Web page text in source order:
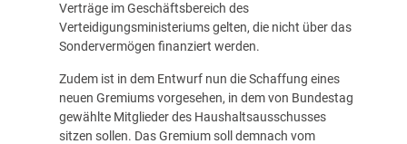
Verträge im Geschäftsbereich des
Verteidigungsministeriums gelten, die nicht über das
Sondervermögen finanziert werden.
Zudem ist in dem Entwurf nun die Schaffung eines
neuen Gremiums vorgesehen, in dem von Bundestag
gewählte Mitglieder des Haushaltsausschusses
sitzen sollen. Das Gremium soll demnach vom